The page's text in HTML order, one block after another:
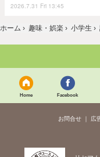
2026.7.31 Fri 13:45
ホーム › 趣味・娯楽 › 小学生 ›
Home Facebook
お問合せ 広